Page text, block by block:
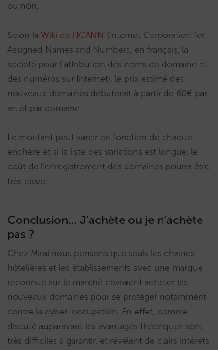
ou non.
Selon la Wiki de l’ICANN (Internet Corporation for
Assigned Names and Numbers, en français, la
société pour l’attribution des noms de domaine et
des numéros sur Internet), le prix estimé des
nouveaux domaines débuterait à partir de 60€ par
an et par domaine.
Le montant peut varier en fonction de chaque
enchère et si la liste des variations est longue, le
coût de l’enregistrement des domaines pourra être
très élevé.
Conclusion… J’achète ou je n’achète
pas ?
Chez Mirai nous pensons que seuls les chaines
hôtelières et les établissements avec une marque
reconnue sur le marché devraient acheter les
nouveaux domaines pour se protéger notamment
contre la cyber-occupation. En effet, comme
discuté auparavant les avantages théoriques sont
très difficiles à garantir, et révèlent de clairs intérêts